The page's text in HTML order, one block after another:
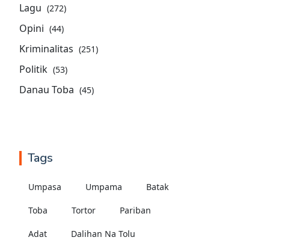
Lagu (272)
Opini (44)
Kriminalitas (251)
Politik (53)
Danau Toba (45)
Tags
Umpasa Umpama Batak
Toba Tortor Pariban
Adat Dalihan Na Tolu